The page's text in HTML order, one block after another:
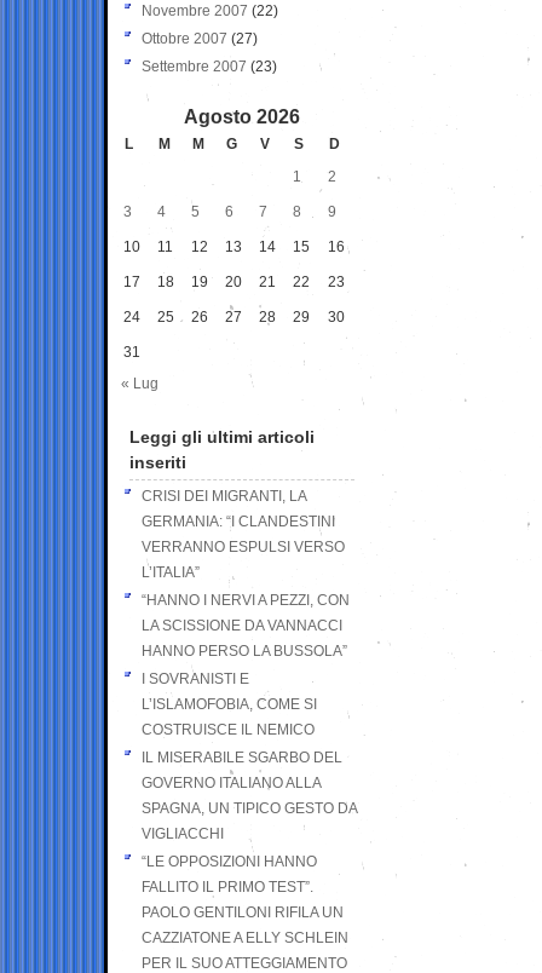
Novembre 2007 (22)
Ottobre 2007 (27)
Settembre 2007 (23)
Agosto 2026
L M M G V S
D
1
2
3 4 5 6 7 8 9
10 11 12 13 14 15 16
17 18 19 20 21 22 23
24 25 26 27 28 29 30
31
« Lug
Leggi gli ultimi articoli
inseriti
CRISI DEI MIGRANTI, LA
GERMANIA: “I CLANDESTINI
VERRANNO ESPULSI VERSO
L’ITALIA”
“HANNO I NERVI A PEZZI, CON
LA SCISSIONE DA VANNACCI
HANNO PERSO LA BUSSOLA”
I SOVRANISTI E
L’ISLAMOFOBIA, COME SI
COSTRUISCE IL NEMICO
IL MISERABILE SGARBO DEL
GOVERNO ITALIANO ALLA
SPAGNA, UN TIPICO GESTO DA
VIGLIACCHI
“LE OPPOSIZIONI HANNO
FALLITO IL PRIMO TEST”.
PAOLO GENTILONI RIFILA UN
CAZZIATONE A ELLY SCHLEIN
PER IL SUO ATTEGGIAMENTO